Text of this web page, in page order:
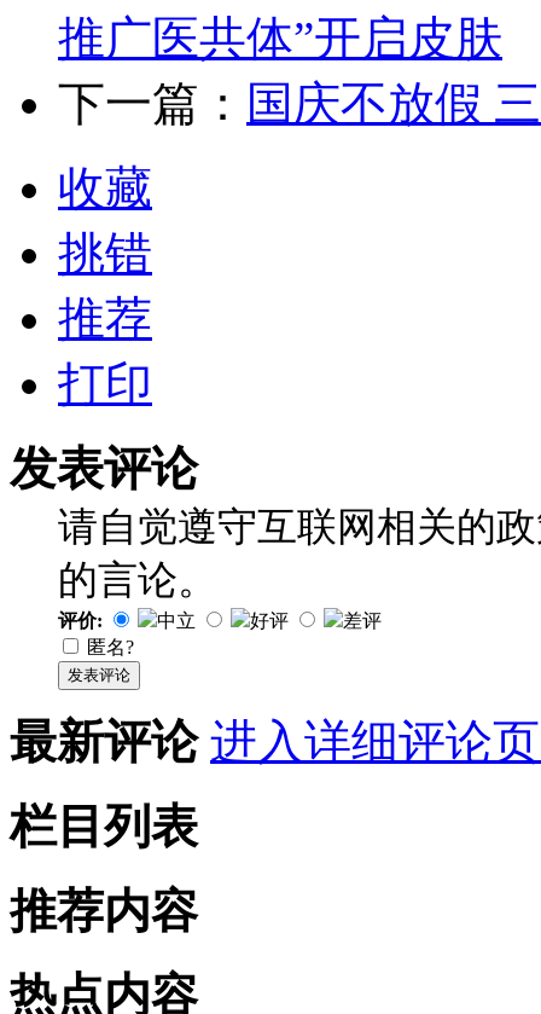
推广医共体”开启皮肤
下一篇： 国庆不放假
收藏
挑错
推荐
打印
发表评论
请自觉遵守互联网相关的
的言论。
评价: 中立 好评
差评
匿名?
发表评论
最新评论 进入详细评论
栏目列表
推荐内容
热点内容